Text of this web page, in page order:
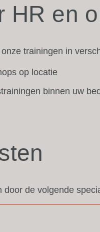
HR en
trainingen in
op locatie
binnen uw
de volgende